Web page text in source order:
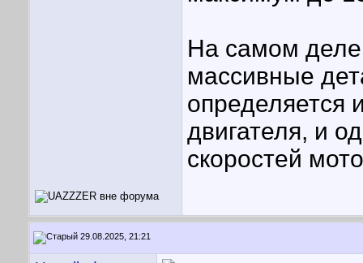
На самом
массивные
определяется
двигателя, и
скоростей
29.08.2025, 21:21